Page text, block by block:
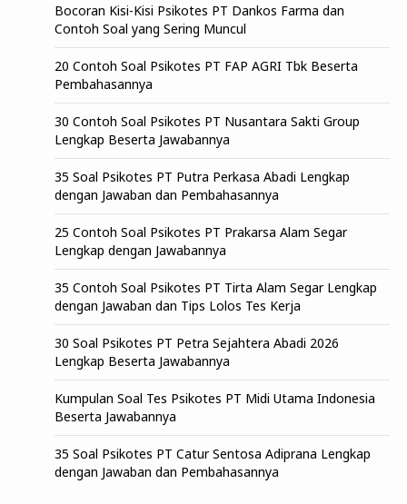
Bocoran Kisi-Kisi Psikotes PT Dankos Farma dan
Contoh Soal yang Sering Muncul
20 Contoh Soal Psikotes PT FAP AGRI Tbk Beserta
Pembahasannya
30 Contoh Soal Psikotes PT Nusantara Sakti Group
Lengkap Beserta Jawabannya
35 Soal Psikotes PT Putra Perkasa Abadi Lengkap
dengan Jawaban dan Pembahasannya
25 Contoh Soal Psikotes PT Prakarsa Alam Segar
Lengkap dengan Jawabannya
35 Contoh Soal Psikotes PT Tirta Alam Segar Lengkap
dengan Jawaban dan Tips Lolos Tes Kerja
30 Soal Psikotes PT Petra Sejahtera Abadi 2026
Lengkap Beserta Jawabannya
Kumpulan Soal Tes Psikotes PT Midi Utama Indonesia
Beserta Jawabannya
35 Soal Psikotes PT Catur Sentosa Adiprana Lengkap
dengan Jawaban dan Pembahasannya